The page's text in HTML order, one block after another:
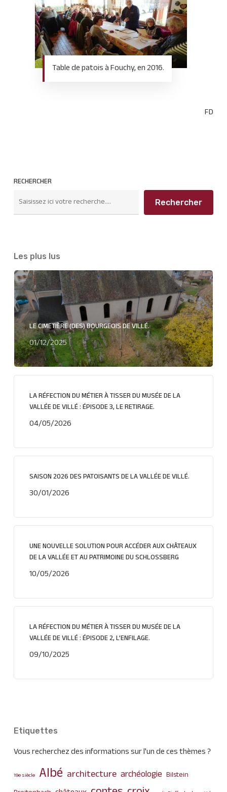
Table de patois à Fouchy, en 2016.
FD
RECHERCHER
Rechercher
Les plus lus
LE CIMETIÈRE (DES) BOURGEOIS DE VILLÉ.
01/12/2025
LA RÉFECTION DU MÉTIER À TISSER DU MUSÉE DE LA
VALLÉE DE VILLÉ : ÉPISODE 3, LE RETIRAGE.
04/05/2026
SAISON 2026 DES PATOISANTS DE LA VALLÉE DE VILLÉ.
30/01/2026
UNE NOUVELLE SOLUTION POUR ACCÉDER AUX CHÂTEAUX
DE LA VALLÉE ET AU PATRIMOINE DU SCHLOSSBERG
10/05/2026
LA RÉFECTION DU MÉTIER À TISSER DU MUSÉE DE LA
VALLÉE DE VILLÉ : ÉPISODE 2, L’ENFILAGE.
09/10/2025
Etiquettes
Vous recherchez des informations sur l'un de ces thèmes ?
19e siècle Albé architecture archéologie Bilstein